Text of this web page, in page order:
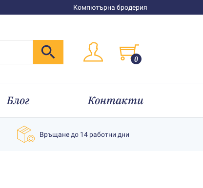
Компютърна бродерия
0
Блог Контакти
Връщане до 14 работни дни